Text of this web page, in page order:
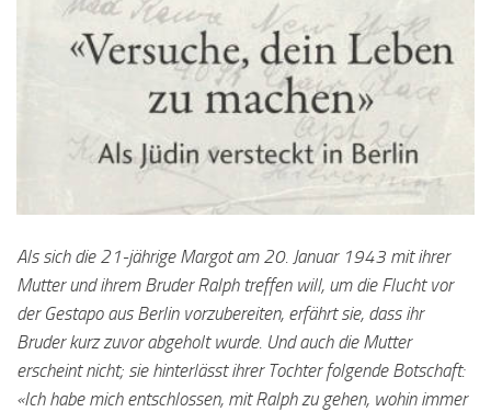
Als sich die 21-jährige Margot am 20. Januar 1943 mit ihrer
Mutter und ihrem Bruder Ralph treffen will, um die Flucht vor
der Gestapo aus Berlin vorzubereiten, erfährt sie, dass ihr
Bruder kurz zuvor abgeholt wurde. Und auch die Mutter
erscheint nicht; sie hinterlässt ihrer Tochter folgende Botschaft:
«Ich habe mich entschlossen, mit Ralph zu gehen, wohin immer